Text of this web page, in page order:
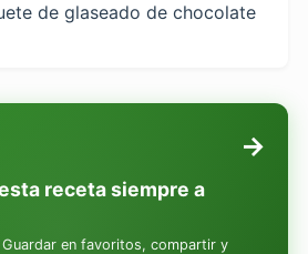
de glaseado de chocolate
receta siempre a
en favoritos, compartir y
→